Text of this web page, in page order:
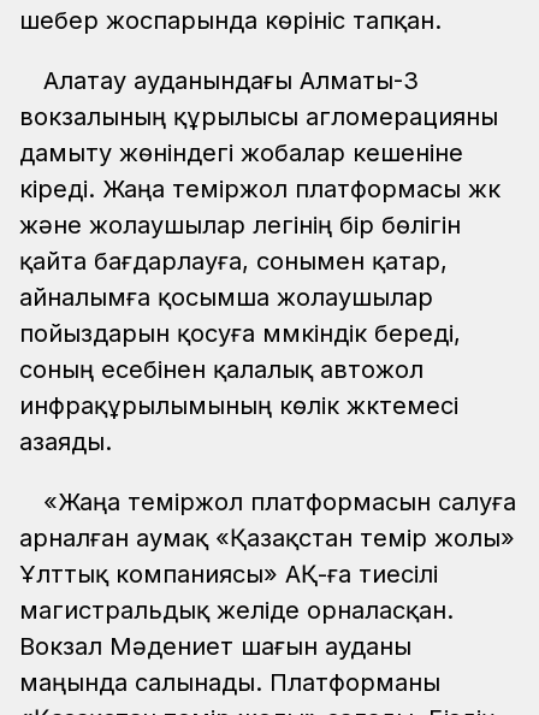
шебер жоспарында көрініс тапқан.
Алатау ауданындағы Алматы-3
вокзалының құрылысы агломерацияны
дамыту жөніндегі жобалар кешеніне
кіреді. Жаңа теміржол платформасы жүк
және жолаушылар легінің бір бөлігін
қайта бағдарлауға, сонымен қатар,
айналымға қосымша жолаушылар
пойыздарын қосуға мүмкіндік береді,
соның есебінен қалалық автожол
инфрақұрылымының көлік жүктемесі
азаяды.
«Жаңа теміржол платформасын салуға
арналған аумақ «Қазақстан темір жолы»
Ұлттық компаниясы» АҚ-ға тиесілі
магистральдық желіде орналасқан.
Вокзал Мәдениет шағын ауданы
маңында салынады. Платформаны